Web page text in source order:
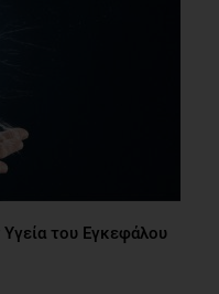
Υγεία του Εγκεφάλου